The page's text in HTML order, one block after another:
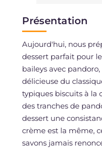
Présentation
Aujourd'hui, nous
dessert parfait pour
baileys avec
délicieuse du
typiques biscuits à la
des tranches de
dessert une
crème est la même,
savons jamais